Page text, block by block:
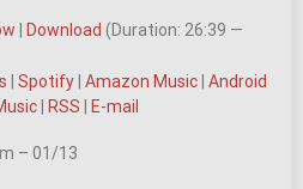
Download (Duration: 26:39 —
Spotify Amazon Music Android
RSS E-mail
– 01/13